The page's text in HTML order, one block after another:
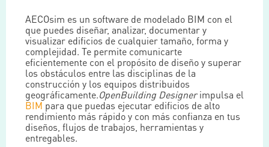
AECOsim es un software de modelado BIM con el
que puedes diseñar, analizar, documentar y
visualizar edificios de cualquier tamaño, forma y
complejidad. Te permite comunicarte
eficientemente con el propósito de diseño y superar
los obstáculos entre las disciplinas de la
construcción y los equipos distribuidos
geográficamente.OpenBuilding Designerimpulsa el
BIM para que puedas ejecutar edificios de alto
rendimiento más rápido y con más confianza en tus
diseños, flujos de trabajos, herramientas y
entregables.